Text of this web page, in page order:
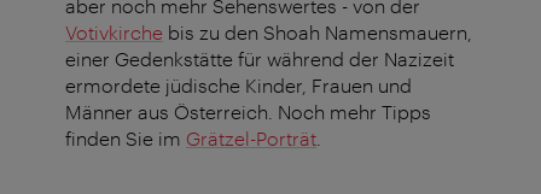
aber noch mehr Sehenswertes - von der
Votivkirche bis zu den Shoah Namensmauern,
einer Gedenkstätte für während der Nazizeit
ermordete jüdische Kinder, Frauen und
Männer aus Österreich. Noch mehr Tipps
finden Sie im Grätzel-Porträt